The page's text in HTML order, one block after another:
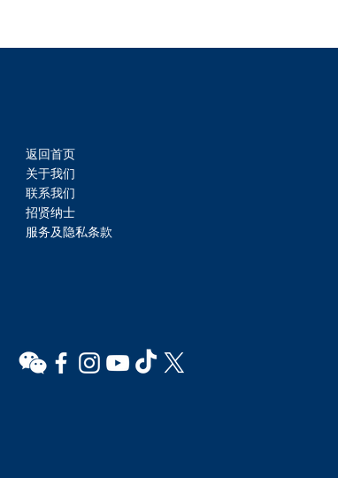
返回首页
关于我们
联系我们
招贤纳士
服务及隐私条款